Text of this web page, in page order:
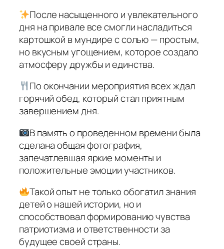
После насыщенного и увлекательного
дня на привале все смогли насладиться
картошкой в мундире с солью — простым,
но вкусным угощением, которое создало
атмосферу дружбы и единства.
По окончании мероприятия всех ждал
горячий обед, который стал приятным
завершением дня.
В память о проведенном времени была
сделана общая фотография,
запечатлевшая яркие моменты и
положительные эмоции участников.
Такой опыт не только обогатил знания
детей о нашей истории, но и
способствовал формированию чувства
патриотизма и ответственности за
будущее своей страны.